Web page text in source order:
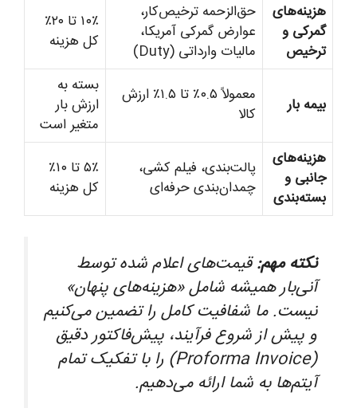
هزینه‌های
گمرکی و
ترخیص
حق‌الزحمه ترخیص‌کار،
عوارض گمرکی آمریکا،
مالیات وارداتی (Duty)
۱۰٪ تا ۲۰٪
کل هزینه
بیمه بار
معمولاً ۰.۵٪ تا ۱.۵٪ ارزش
کالا
بسته به
ارزش بار
متغیر است
هزینه‌های
جانبی و
بسته‌بندی
پالت‌بندی، فیلم کشی،
چمدان‌بندی حرفه‌ای
۵٪ تا ۱۰٪
کل هزینه
نکته مهم:قیمت‌های اعلام شده توسط
آنی‌بار همیشه شامل «هزینه‌های پنهان»
نیست. ما شفافیت کامل را تضمین می‌کنیم
و پیش از شروع فرآیند، پیش‌فاکتور دقیق
(Proforma Invoice) را با تفکیک تمام
آیتم‌ها به شما ارائه می‌دهیم.